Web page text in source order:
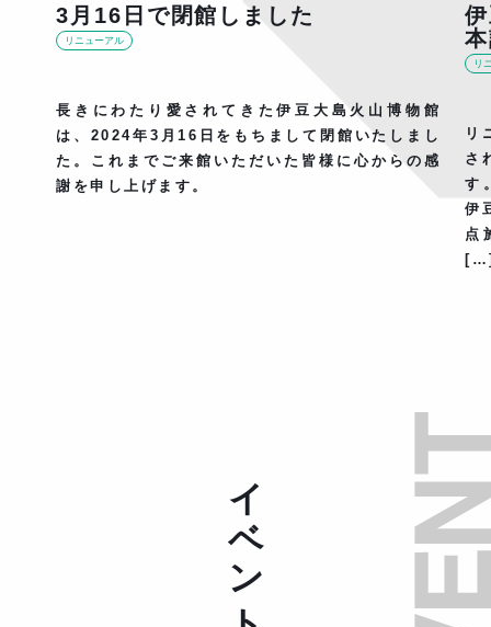
3月16日で閉館しました
リニューアル
長きにわたり愛されてきた伊豆大島火山博物館
は、2024年3月16日をもちまして閉館いたしまし
た。これまでご来館いただいた皆様に心からの感
謝を申し上げます。
リ
リ
さ
す
伊
点
イベント